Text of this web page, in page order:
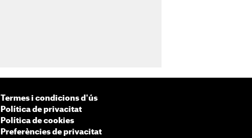
Termes i condicions d'ús
Política de privacitat
Política de cookies
Preferències de privacitat